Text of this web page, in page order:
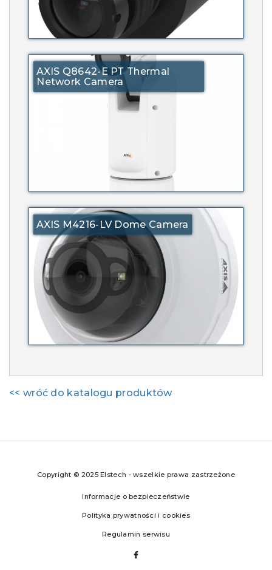
AXIS Q8642-E PT Thermal
Network Camera
AXIS M4216-LV Dome Camera
<< wróć do katalogu produktów
Copyright © 2025 Elstech - wszelkie prawa zastrzeżone
Informacje o bezpieczeństwie
Polityka prywatności i cookies
Regulamin serwisu